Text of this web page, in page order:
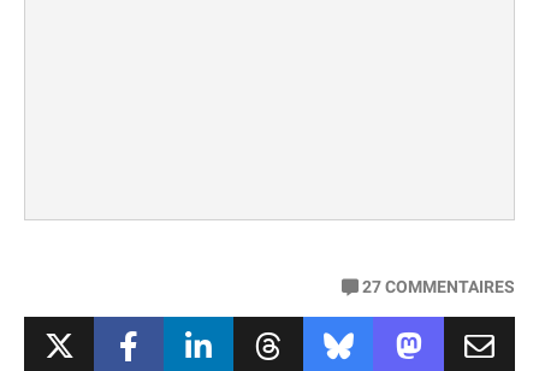
27COMMENTAIRES